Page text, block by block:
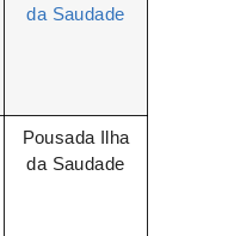
da Saudade
Pousada Ilha
da Saudade